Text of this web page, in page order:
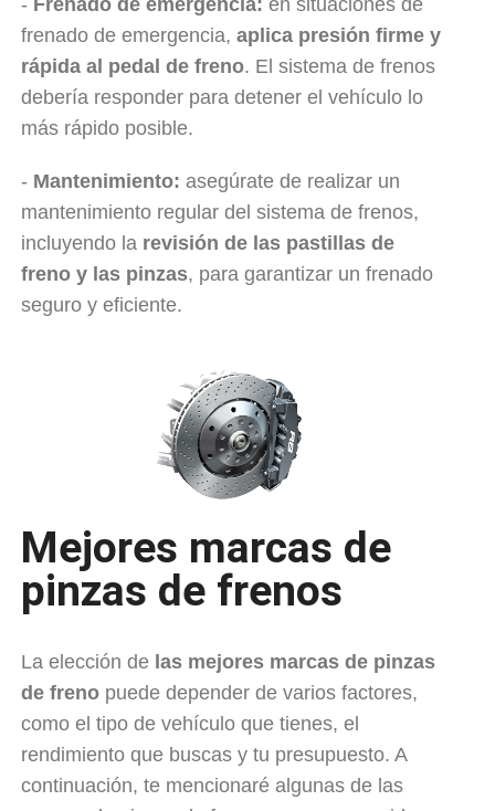
- Frenado de emergencia: en situaciones de
frenado de emergencia, aplica presión firme y
rápida al pedal de freno. El sistema de frenos
debería responder para detener el vehículo lo
más rápido posible.
- Mantenimiento: asegúrate de realizar un
mantenimiento regular del sistema de frenos,
incluyendo la revisión de las pastillas de
freno y las pinzas, para garantizar un frenado
seguro y eficiente.
Mejores marcas de
pinzas de frenos
La elección de las mejores marcas de pinzas
de freno puede depender de varios factores,
como el tipo de vehículo que tienes, el
rendimiento que buscas y tu presupuesto. A
continuación, te mencionaré algunas de las